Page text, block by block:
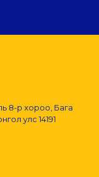
8-р хороо, Бага
улс 14191